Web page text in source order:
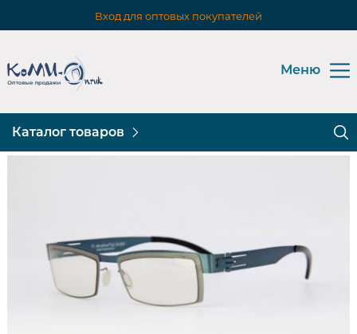
Вход для оптовых покупателей
Меню
Каталог товаров